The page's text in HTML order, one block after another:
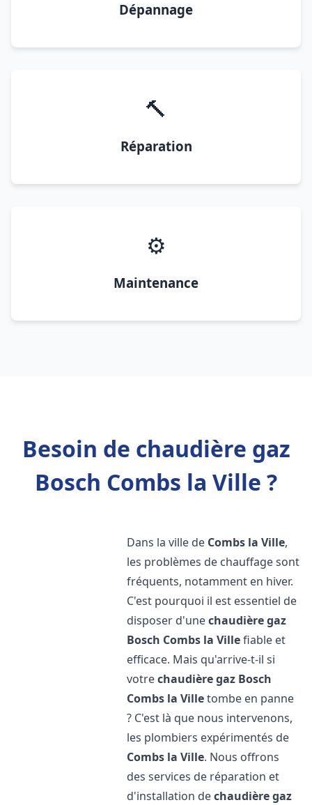
Dépannage
🔨
Réparation
⚙️
Maintenance
Besoin de chaudière gaz
Bosch Combs la Ville ?
Dans la ville de Combs la Ville,
les problèmes de chauffage sont
fréquents, notamment en hiver.
C'est pourquoi il est essentiel de
disposer d'unechaudière gaz
Bosch Combs la Villefiable et
efficace. Mais qu'arrive-t-il si
votrechaudière gaz Bosch
Combs la Villetombe en panne
? C'est là que nous intervenons,
les plombiers expérimentés de
Combs la Ville. Nous offrons
des services de réparation et
d'installation dechaudière gaz